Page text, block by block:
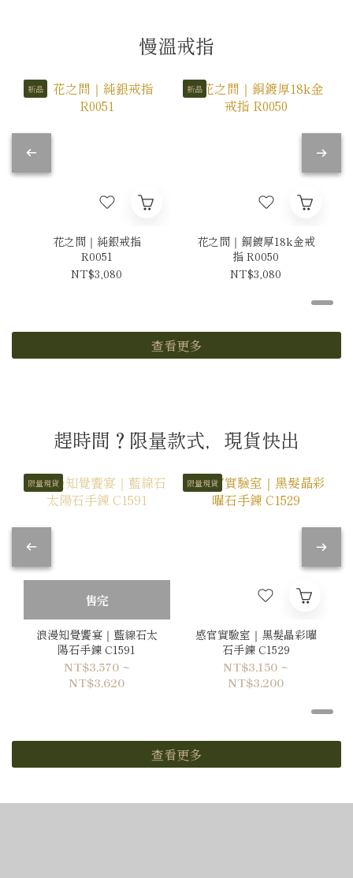
慢溫戒指
新品
花之間｜純銀戒指
R0051
NT$3,080
新品
花之間｜銅鍍厚18k金戒
指 R0050
NT$3,080
查看更多
趕時間？限量款式，現貨快出
限量現貨
售完
浪漫知覺饗宴｜藍線石太
陽石手鍊 C1591
NT$3,570 ~
NT$3,620
限量現貨
感官實驗室｜黑髮晶彩曜
石手鍊 C1529
NT$3,150 ~
NT$3,200
查看更多